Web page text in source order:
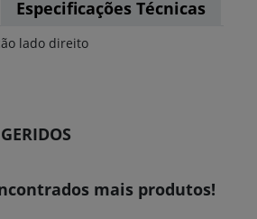
Especificações Técnicas
lado direito
mais produtos!